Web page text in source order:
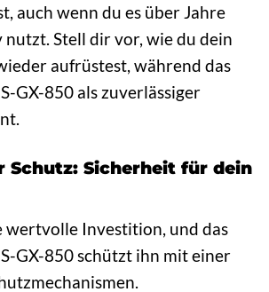
auch wenn du es über Jahre
Stell dir vor, wie du dein
aufrüstest, während das
GX-850 als zuverlässiger
Schutz: Sicherheit für dein
wertvolle Investition, und das
GX-850 schützt ihn mit einer